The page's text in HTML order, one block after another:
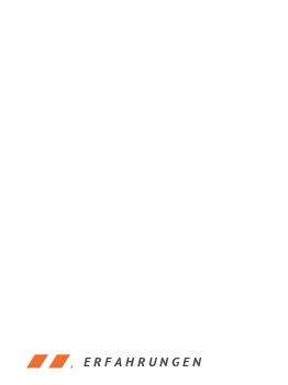
ERFAHRUNGEN